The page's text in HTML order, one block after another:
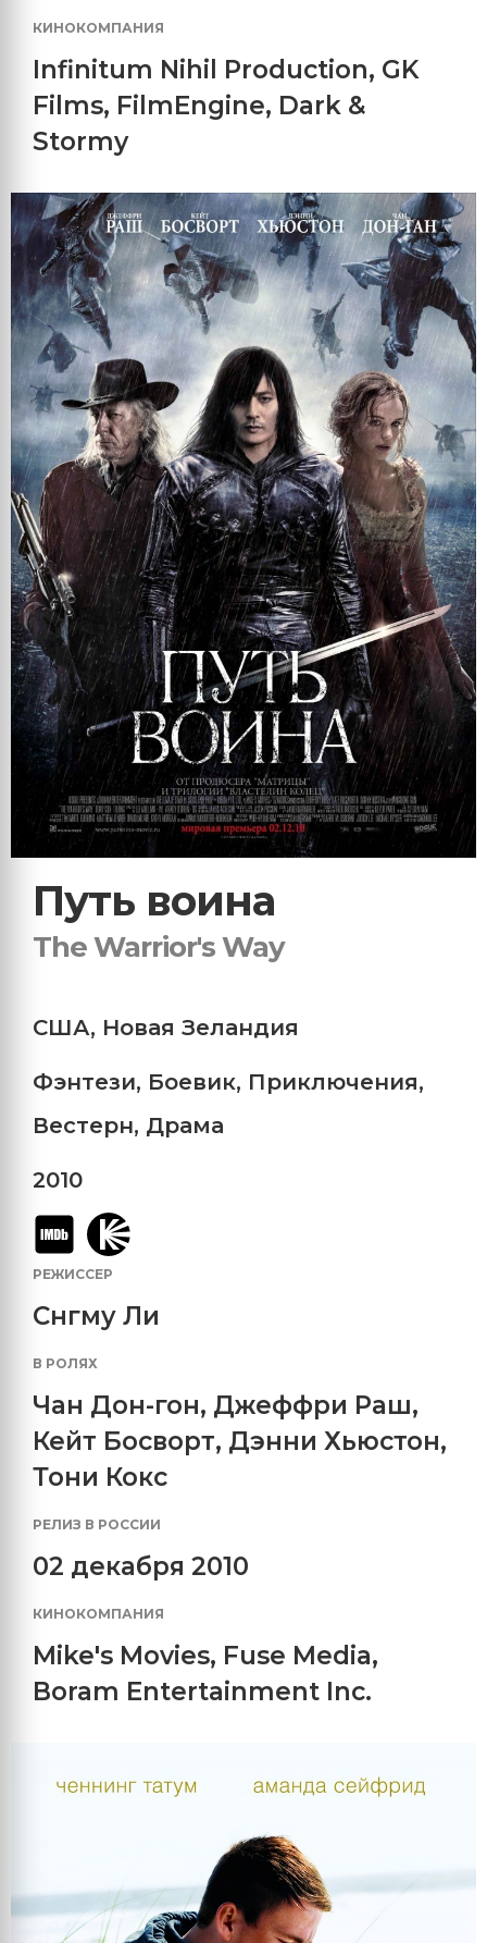
КИНОКОМПАНИЯ
Infinitum Nihil Production, GK
Films, FilmEngine, Dark &
Stormy
Путь воина
The Warrior's Way
США, Новая Зеландия
Фэнтези, Боевик, Приключения,
Вестерн, Драма
2010
РЕЖИССЕР
Снгму Ли
В РОЛЯХ
Чан Дон-гон, Джеффри Раш,
Кейт Босворт, Дэнни Хьюстон,
Тони Кокс
РЕЛИЗ В РОССИИ
02 декабря 2010
КИНОКОМПАНИЯ
Mike's Movies, Fuse Media,
Boram Entertainment Inc.